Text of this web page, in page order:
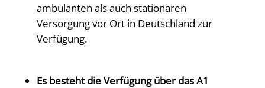
ambulanten als auch stationären
Versorgung vor Ort in Deutschland zur
Verfügung.
Es besteht die Verfügung über das A1